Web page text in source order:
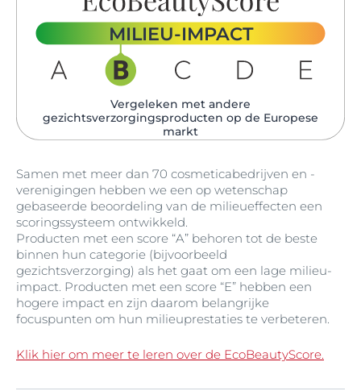
MILIEU-IMPACT
Vergeleken met andere
gezichtsverzorgingsproducten op de Europese
markt
Samen met meer dan 70 cosmeticabedrijven en -
verenigingen hebben we een op wetenschap
gebaseerde beoordeling van de milieueffecten een
scoringssysteem ontwikkeld.
Producten met een score “A” behoren tot de beste
binnen hun categorie (bijvoorbeeld
gezichtsverzorging) als het gaat om een lage milieu-
impact. Producten met een score “E” hebben een
hogere impact en zijn daarom belangrijke
focuspunten om hun milieuprestaties te verbeteren.
Klik hier om meer te leren over de EcoBeautyScore.